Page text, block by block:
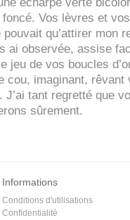
Vos lèvres et
qu’attirer mon
ai observée, assise
jeu de vos boucles
cou, imaginant, rêvant
tant regretté que
sûrement.
Informations
Conditions d'utilisations
Confidentialité